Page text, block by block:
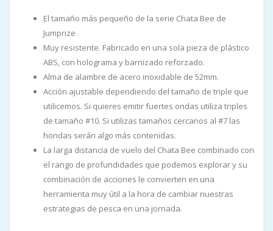
El tamaño más pequeño de la serie Chata Bee de
Jumprize
Muy resistente. Fabricado en una sola pieza de plástico
ABS, con holograma y barnizado reforzado.
Alma de alambre de acero inoxidable de 52mm.
Acción ajustable dependiendo del tamaño de triple que
utilicemos. Si quieres emitir fuertes ondas utiliza triples
de tamaño #10. Si utilizas tamaños cercanos al #7 las
hondas serán algo más contenidas.
La larga distancia de vuelo del Chata Bee combinado con
el rango de profundidades que podemos explorar y su
combinación de acciones le convierten en una
herramienta muy útil a la hora de cambiar nuestras
estrategias de pesca en una jornada.